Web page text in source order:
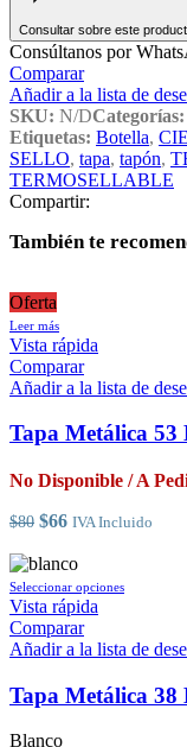
Consultar sobre este
Consúltanos por
Comparar
Añadir a la lista de
SKU: N/DCategorías:
Etiquetas: Botella,
SELLO, tapa, tapón,
TERMOSELLABLE
Compartir:
También te
Oferta
Leer más
Vista rápida
Comparar
Añadir a la lista de
Tapa Metálica
No Disponible / A
$80 El
original
era:
$80.
$66El
actual
es:
$66.
IVA Incluido
Seleccionar opcionesEste
Las
Vista rápida
Comparar
Añadir a la lista de
Tapa Metálica
Blanco